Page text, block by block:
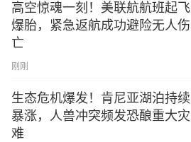
高空惊魂一刻！美联航航班起飞
爆胎，紧急返航成功避险无人伤
亡
刚刚
生态危机爆发！肯尼亚湖泊持续
暴涨，人兽冲突频发恐酿重大灾
难